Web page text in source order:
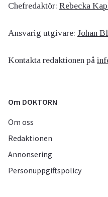
Chefredaktör: Rebecka
Ansvarig utgivare: Johan
Kontakta redaktionen på
Om DOKTORN
Om oss
Redaktionen
Annonsering
Personuppgiftspolicy